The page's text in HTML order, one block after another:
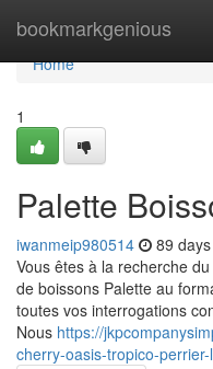
bookmarkgenious
Home
Home
1
Palette
iwanmeip980514 89
Vous êtes à la recherche
de boissons Palette au
toutes vos interrogations
Nous https://
cherry-oasis-tropico-